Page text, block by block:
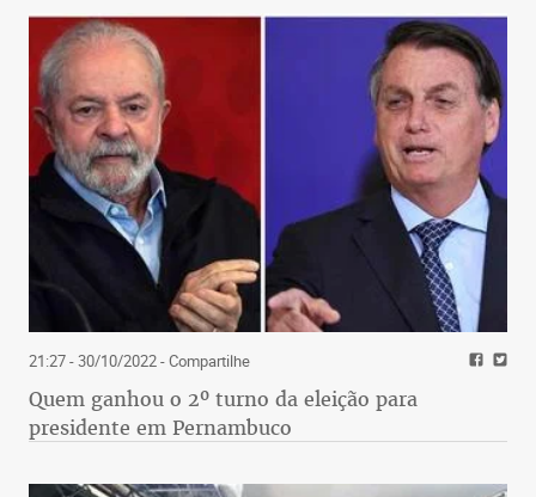
21:27 - 30/10/2022- Compartilhe
Quem ganhou o 2º turno da eleição para
presidente em Pernambuco